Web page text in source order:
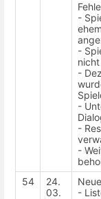
-
-
-
-
-
-
54
24.
03.
-